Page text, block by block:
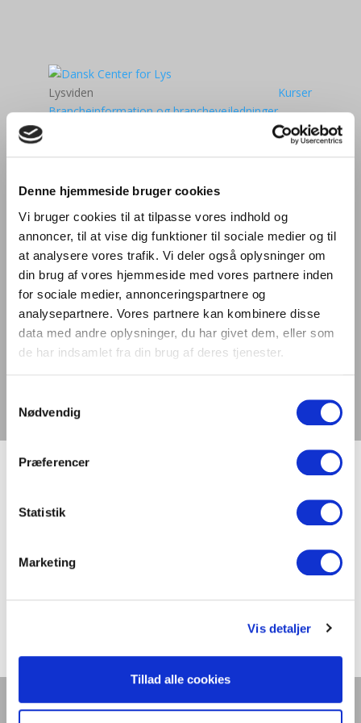
Denne hjemmeside bruger cookies
Vi bruger cookies til at tilpasse vores indhold og
annoncer, til at vise dig funktioner til sociale medier og til
at analysere vores trafik. Vi deler også oplysninger om
din brug af vores hjemmeside med vores partnere inden
for sociale medier, annonceringspartnere og
analysepartnere. Vores partnere kan kombinere disse
data med andre oplysninger, du har givet dem, eller som
de har indsamlet fra din brug af deres tjenester.
Nødvendig
Præferencer
Statistik
Marketing
Vis detaljer
Tillad alle cookies
Lysviden
Brancheinformation og branchevejledninger
Kurser
Lysets Dag 2025
Møder
Kurser og seminarer
Bliv European Lighting Expert
Kalender
Om DCL
Medlemmer af DCL
Bliv medlem
Kontakt os
Vælg en side
Seneste nyt
måling af TLM/flimmer fra LED-produkter
Stort dansk aftryk på international
Digitalisering og intelligente bygninger i centrum
Kontakt os